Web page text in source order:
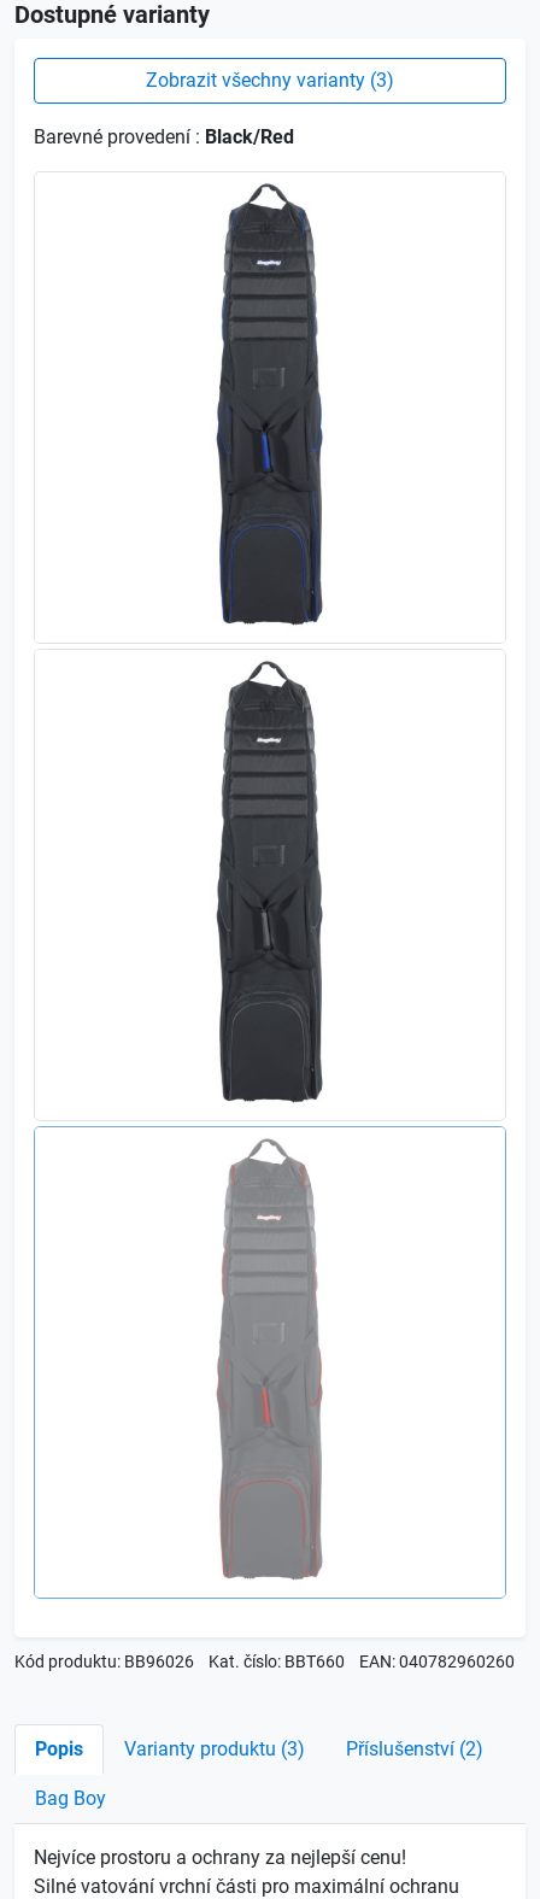
Dostupné varianty
Zobrazit všechny varianty (3)
Barevné provedení : Black/Red
Kód produktu: BB96026 Kat. číslo: BBT660 EAN: 040782960260
Popis Varianty produktu (3) Příslušenství (2)
Bag Boy
Nejvíce prostoru a ochrany za nejlepší cenu!
Silné vatování vrchní části pro maximální ochranu